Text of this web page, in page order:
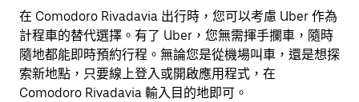
在 Comodoro Rivadavia 出行時，您可以考慮 Uber 作為
計程車的替代選擇。有了 Uber，您無需揮手攔車，隨時
隨地都能即時預約行程。無論您是從機場叫車，還是想探
索新地點，只要線上登入或開啟應用程式，在
Comodoro Rivadavia 輸入目的地即可。